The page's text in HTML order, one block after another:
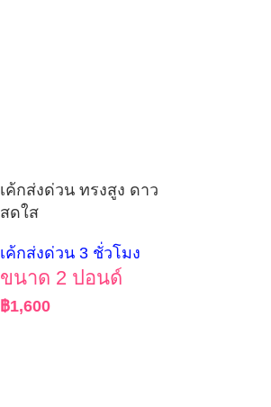
เค้กส่งด่วน ทรงสูง ดาว
สดใส
เค้กส่งด่วน 3 ชั่วโมง
ขนาด 2 ปอนด์
฿1,600